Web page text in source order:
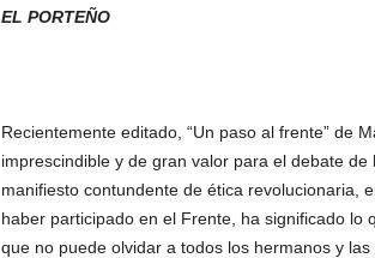
EL PORTEÑO
Recientemente editado, “Un paso al frente” de
imprescindible y de gran valor para el debate
manifiesto contundente de ética revolucionaria,
haber participado en el Frente, ha significado lo
que no puede olvidar a todos los hermanos y